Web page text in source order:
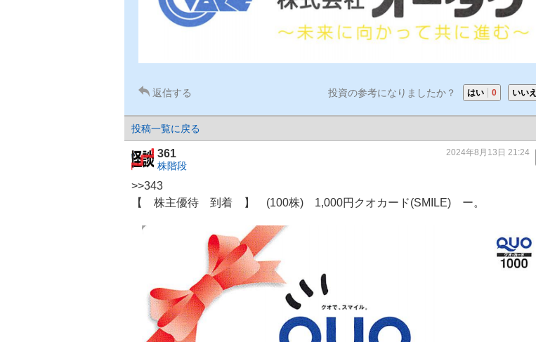
返信する 投資の参考になりましたか？ はい 0 いいえ
投稿一覧に戻る
361
株階段
2024年8月13日 21:24
>>343
【 株主優待 到着 】 (100株) 1,000円クオカード(SMILE) ー。